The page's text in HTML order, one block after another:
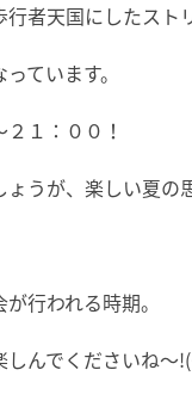
行者天国にしたスト
ています。
１：００！
ょうが、楽しい夏の
行われる時期。
んでくださいね～